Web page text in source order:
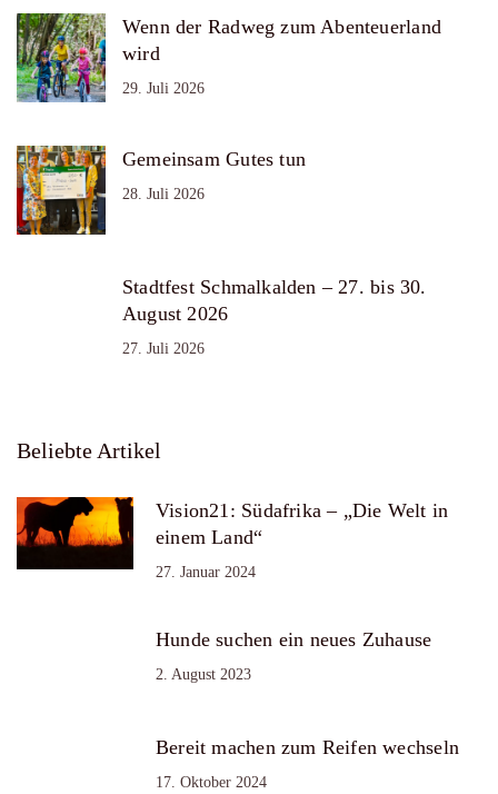
Wenn der Radweg zum Abenteuerland
wird
29. Juli 2026
Gemeinsam Gutes tun
28. Juli 2026
Stadtfest Schmalkalden – 27. bis 30.
August 2026
27. Juli 2026
Beliebte Artikel
Vision21: Südafrika – „Die Welt in
einem Land“
27. Januar 2024
Hunde suchen ein neues Zuhause
2. August 2023
Bereit machen zum Reifen wechseln
17. Oktober 2024